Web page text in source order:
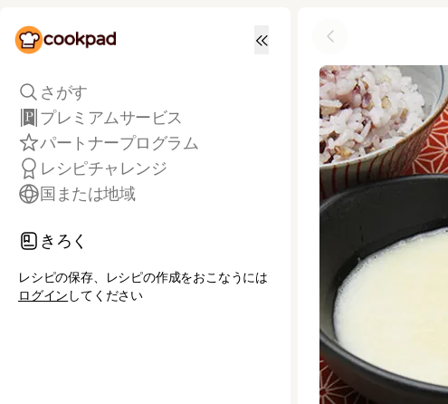
さがす
プレミアムサービス
レシピチャレンジ
パートナープログラム
国または地域
きろく
レシピの保存、レシピの作成をおこなうには
ログイン してください